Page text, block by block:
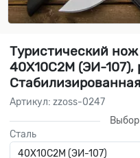
Туристический
40Х10С2М (ЭИ-107),
Артикул: zzoss-0247
Сталь